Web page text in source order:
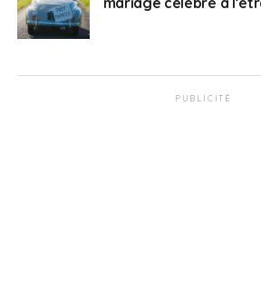
PUBLICITÉ